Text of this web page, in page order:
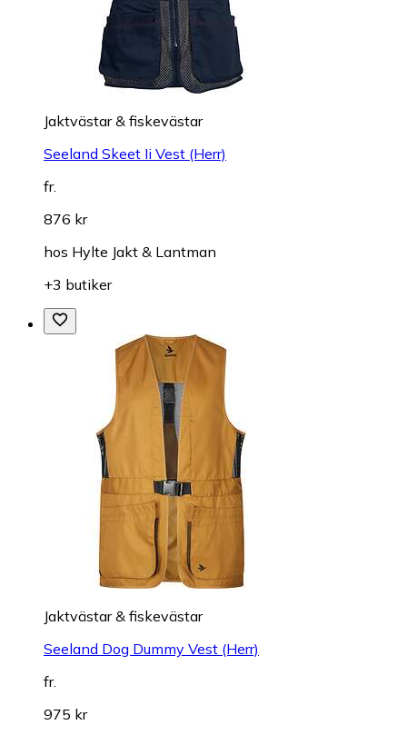
Jaktvästar & fiskevästar
Seeland Skeet Ii Vest (Herr)
fr.
876 kr
hos Hylte Jakt & Lantman
+3 butiker
Jaktvästar & fiskevästar
Seeland Dog Dummy Vest (Herr)
fr.
975 kr